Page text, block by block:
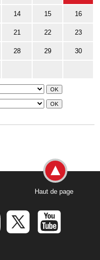
14 15 16
21 22 23
28 29 30
Haut de page